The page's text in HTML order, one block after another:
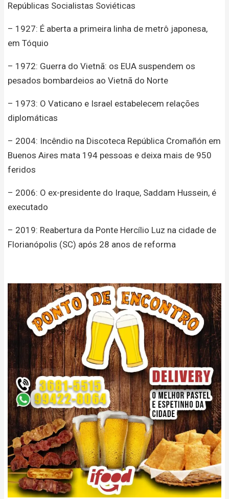
Repúblicas Socialistas Soviéticas
– 1927: É aberta a primeira linha de metrô japonesa,
em Tóquio
– 1972: Guerra do Vietnã: os EUA suspendem os
pesados bombardeios ao Vietnã do Norte
– 1973: O Vaticano e Israel estabelecem relações
diplomáticas
– 2004: Incêndio na Discoteca República Cromañón em
Buenos Aires mata 194 pessoas e deixa mais de 950
feridos
– 2006: O ex-presidente do Iraque, Saddam Hussein, é
executado
– 2019: Reabertura da Ponte Hercílio Luz na cidade de
Florianópolis (SC) após 28 anos de reforma